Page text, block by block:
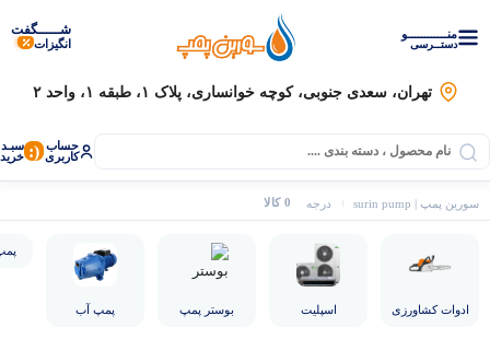
منــــــــــــو
دستــرسی
شـــــگفت
انگیزات
تهران، سعدی جنوبی، کوچه خوانساری، پلاک ۱، طبقه ۱، واحد ۲
حساب
کاربری (: سبـد
خرید
سورین پمپ | surin pump درجه 0 کالا
ادوات کشاورزی اسپلیت بوستر پمپ پمپ آب